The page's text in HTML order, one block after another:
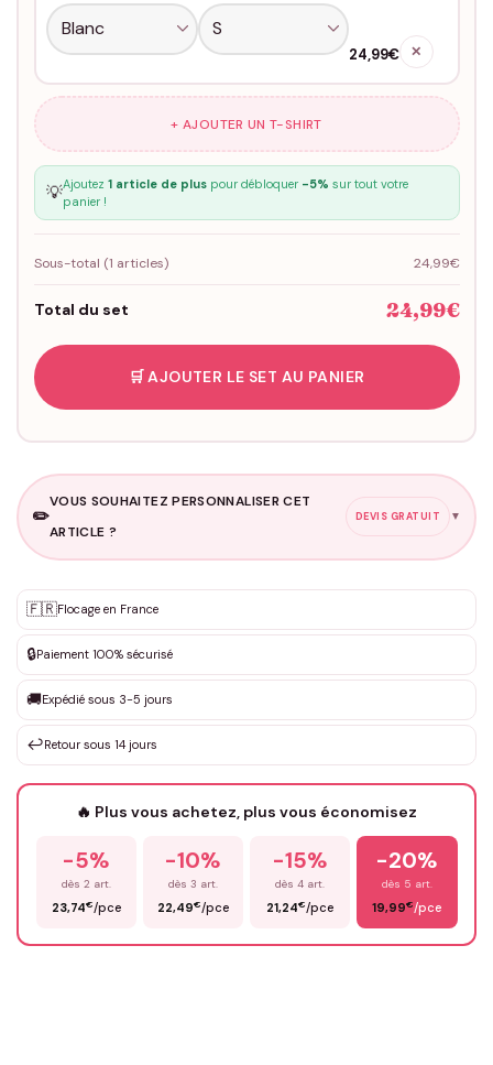
24,99€ ✕
+ AJOUTER UN T-SHIRT
💡Ajoutez 1 article de pluspour débloquer -5% sur tout votre
panier !
Sous-total (1 articles) 24,99€
Total du set 24,99€
🛒 AJOUTER LE SET AU PANIER
✏️
VOUS SOUHAITEZ PERSONNALISER CET
ARTICLE ?
DEVIS GRATUIT ▼
✨ Personnalisation sur mesure
DEVIS GRATUIT · Personnalisation de 3 à 10€ selon la demande
Que souhaitez-vous ?*
Votre texte / idée*
Prénom*
🇫🇷Flocage en France
🔒Paiement 100% sécurisé
🚚Expédié sous 3-5 jours
↩️Retour sous 14 jours
🔥 Plus vous achetez, plus vous économisez
-5%
dès 2 art.
23,74€/pce
-10%
dès 3 art.
22,49€/pce
-15%
dès 4 art.
21,24€/pce
-20%
dès 5 art.
19,99€/pce